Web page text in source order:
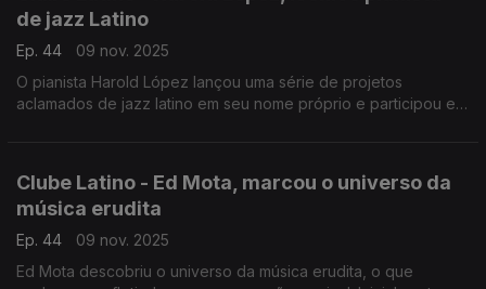
de jazz Latino
Ep. 44
09 nov. 2025
O pianista Harold López lançou uma série de projetos
aclamados de jazz latino em seu nome próprio e participou em
Clube Latino - Ed Mota, marcou o universo da
música erudita
Ep. 44
09 nov. 2025
Ed Mota descobriu o universo da música erudita, o que